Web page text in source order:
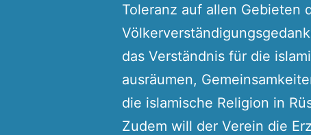
Toleranz auf allen Gebieten
das Verständnis für die
ausräumen,
die islamische Religion in
Zudem will der Verein die